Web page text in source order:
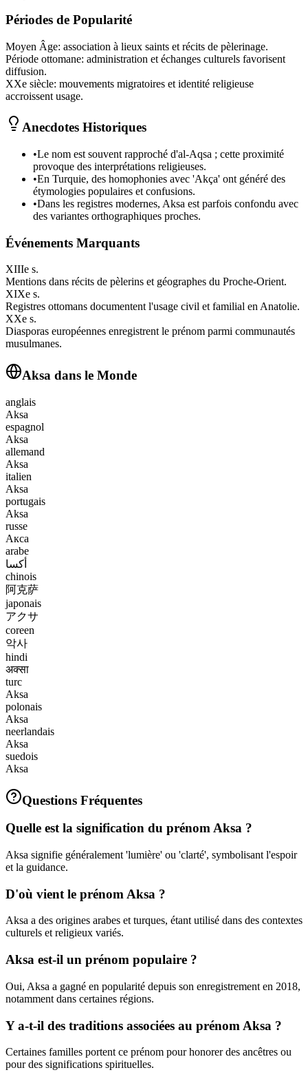
Périodes de Popularité
Moyen Âge: association à lieux saints et récits de pèlerinage.
Période ottomane: administration et échanges culturels favorisent
diffusion.
XXe siècle: mouvements migratoires et identité religieuse
accroissent usage.
Anecdotes Historiques
•Le nom est souvent rapproché d'al‑Aqsa ; cette proximité
provoque des interprétations religieuses.
•En Turquie, des homophonies avec 'Akça' ont généré des
étymologies populaires et confusions.
•Dans les registres modernes, Aksa est parfois confondu avec
des variantes orthographiques proches.
Événements Marquants
XIIIe s.
Mentions dans récits de pèlerins et géographes du Proche‑Orient.
XIXe s.
Registres ottomans documentent l'usage civil et familial en Anatolie.
XXe s.
Diasporas européennes enregistrent le prénom parmi communautés
musulmanes.
Aksa dans le Monde
anglais
Aksa
espagnol
Aksa
allemand
Aksa
italien
Aksa
portugais
Aksa
russe
Акса
arabe
أكسا
chinois
阿克萨
japonais
アクサ
coreen
악사
hindi
अक्सा
turc
Aksa
polonais
Aksa
neerlandais
Aksa
suedois
Aksa
Questions Fréquentes
Quelle est la signification du prénom Aksa ?
Aksa signifie généralement 'lumière' ou 'clarté', symbolisant l'espoir
et la guidance.
D'où vient le prénom Aksa ?
Aksa a des origines arabes et turques, étant utilisé dans des contextes
culturels et religieux variés.
Aksa est-il un prénom populaire ?
Oui, Aksa a gagné en popularité depuis son enregistrement en 2018,
notamment dans certaines régions.
Y a-t-il des traditions associées au prénom Aksa ?
Certaines familles portent ce prénom pour honorer des ancêtres ou
pour des significations spirituelles.